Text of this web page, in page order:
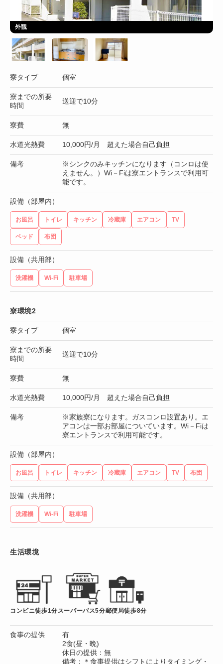
外観
寮タイプ 個室
寮までの所要
時間
送迎で10分
寮費 無
水道光熱費 10,000円/月 超えた場合自己負担
備考
※シンクのみキッチンになります（コンロは使
えません。）Wi－Fiは寮エントランスで利用可
能です。
設備（部屋内）
お風呂 トイレ キッチン 冷蔵庫 エアコン TV
ベッド 布団
設備（共用部）
洗濯機 Wi-Fi 駐車場
寮環境2
寮タイプ 個室
寮までの所要
時間
送迎で10分
寮費 無
水道光熱費 10,000円/月 超えた場合自己負担
備考
※家族寮になります。ガスコンロ設置あり。エ
アコンは一部お部屋についています。Wi－Fiは
寮エントランスで利用可能です。
設備（部屋内）
お風呂 トイレ キッチン 冷蔵庫 エアコン TV 布団
設備（共用部）
洗濯機 Wi-Fi 駐車場
生活環境
コンビニ徒歩1分スーパーバス5分郵便局徒歩8分
食事の提供
有
2食(昼・晩)
休日の提供：無
備考：＊食事提供はシフトによりタイミング・